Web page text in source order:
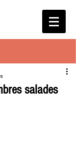
salades